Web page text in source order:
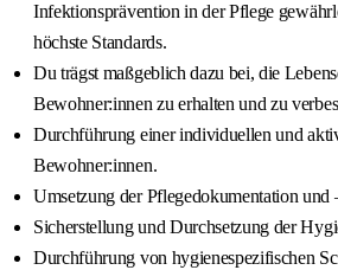
Infektionsprävention in der Pflege
höchste Standards.
Du trägst maßgeblich dazu bei, die
Bewohner:innen zu erhalten und zu
Durchführung einer individuellen und
Bewohner:innen.
Umsetzung der Pflegedokumentation und
Sicherstellung und Durchsetzung der
Durchführung von hygienespezifischen